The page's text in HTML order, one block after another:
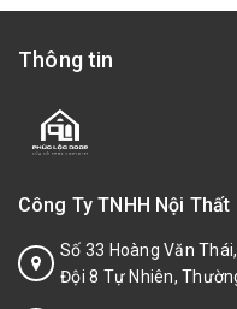
Thông tin
Công Ty TNHH Nội
Số 33 Hoàng Văn
Đội 8 Tự Nhiên,